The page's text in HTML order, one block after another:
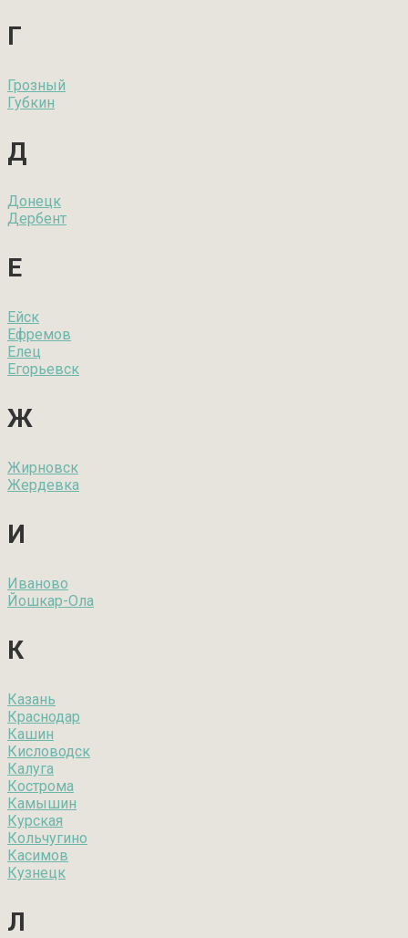
Г
Грозный
Губкин
Д
Донецк
Дербент
Е
Ейск
Ефремов
Елец
Егорьевск
Ж
Жирновск
Жердевка
И
Иваново
Йошкар-Ола
К
Казань
Краснодар
Кашин
Кисловодск
Калуга
Кострома
Камышин
Курская
Кольчугино
Касимов
Кузнецк
Л